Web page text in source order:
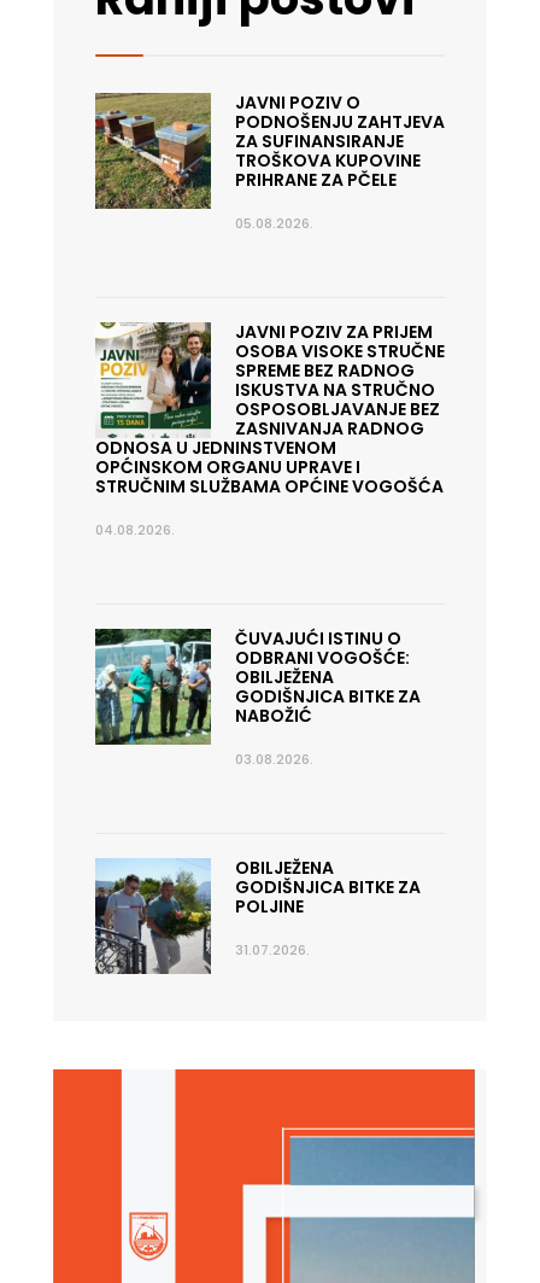
JAVNI POZIV O
PODNOŠENJU ZAHTJEVA
ZA SUFINANSIRANJE
TROŠKOVA KUPOVINE
PRIHRANE ZA PČELE
05.08.2026.
JAVNI POZIV ZA PRIJEM
OSOBA VISOKE STRUČNE
SPREME BEZ RADNOG
ISKUSTVA NA STRUČNO
OSPOSOBLJAVANJE BEZ
ZASNIVANJA RADNOG
ODNOSA U JEDNINSTVENOM
OPĆINSKOM ORGANU UPRAVE I
STRUČNIM SLUŽBAMA OPĆINE VOGOŠĆA
04.08.2026.
ČUVAJUĆI ISTINU O
ODBRANI VOGOŠĆE:
OBILJEŽENA
GODIŠNJICA BITKE ZA
NABOŽIĆ
03.08.2026.
OBILJEŽENA
GODIŠNJICA BITKE ZA
POLJINE
31.07.2026.